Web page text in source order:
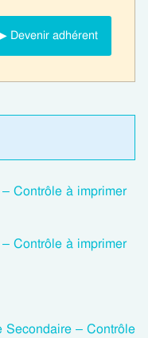
Devenir adhérent
Contrôle à imprimer
Contrôle à imprimer
Secondaire – Contrôle